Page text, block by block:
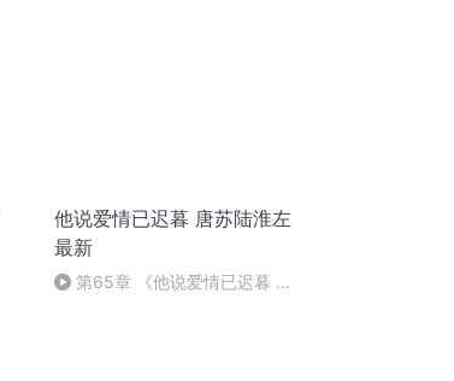
他说爱情已迟暮 唐苏陆淮左
最新
第65章 《他说爱情已迟暮 唐